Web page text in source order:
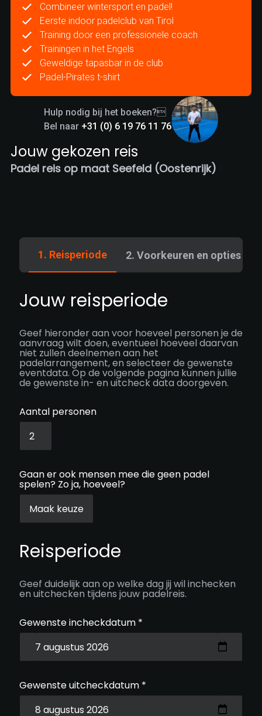
Combineer wintersport en padel!
Eerste indoor padelclub van Tirol
Training door een professionele coach
Trainingen in het Engels
Geweldige tapasbar in de club
Padel-Pirates t-shirt
Hulp nodig bij het boeken?
Bel naar +31 (0) 6 19 76 11 76
Jouw gekozen reis
Padel reis op maat Seefeld (Oostenrijk)